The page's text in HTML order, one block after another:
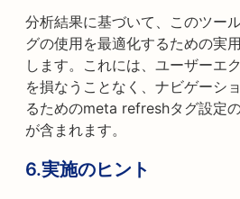
分析結果に基づいて、このツー
グの使用を最適化するための実
します。これには、ユーザーエ
を損なうことなく、ナビゲーシ
るためのmeta refreshタグ設定
が含まれます。
6.実施のヒント